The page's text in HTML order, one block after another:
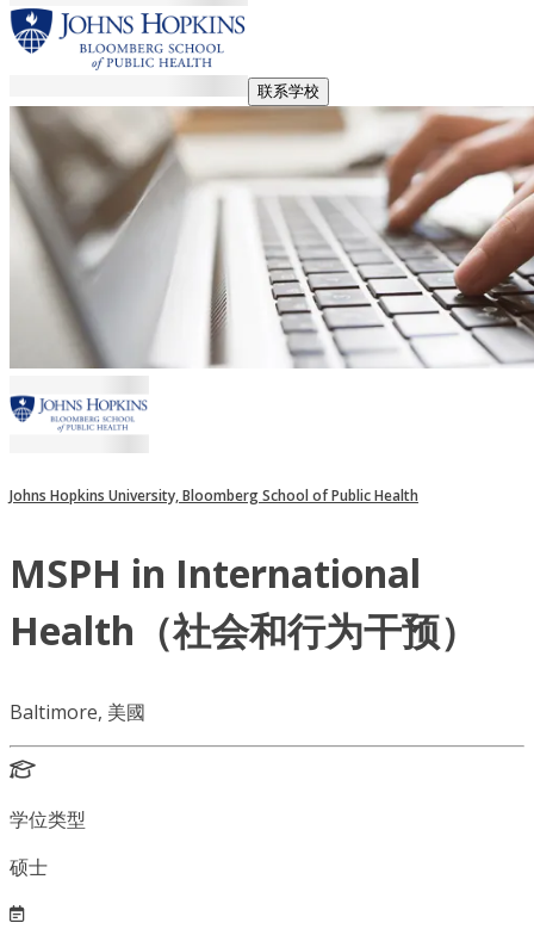
联系学校
Johns Hopkins University, Bloomberg School of Public Health
MSPH in International
Health（社会和行为干预）
Baltimore, 美國
学位类型
硕士